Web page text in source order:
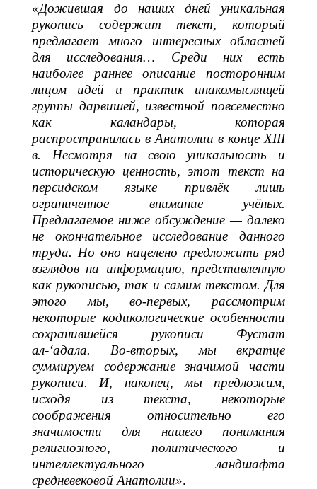
«Дожившая до наших дней уникальная
рукопись содержит текст, который
предлагает много интересных областей
для исследования… Среди них есть
наиболее раннее описание посторонним
лицом идей и практик инакомыслящей
группы дарвишей, известной повсеместно
как каландары, которая
распространилась в Анатолии в конце XIII
в. Несмотря на свою уникальность и
историческую ценность, этот текст на
персидском языке привлёк лишь
ограниченное внимание учёных.
Предлагаемое ниже обсуждение — далеко
не окончательное исследование данного
труда. Но оно нацелено предложить ряд
взглядов на информацию, представленную
как рукописью, так и самим текстом. Для
этого мы, во-первых, рассмотрим
некоторые кодикологические особенности
сохранившейся рукописи Фустат
ал-‘адала. Во-вторых, мы вкратце
суммируем содержание значимой части
рукописи. И, наконец, мы предложим,
исходя из текста, некоторые
соображения относительно его
значимости для нашего понимания
религиозного, политического и
интеллектуального ландшафта
средневековой Анатолии».